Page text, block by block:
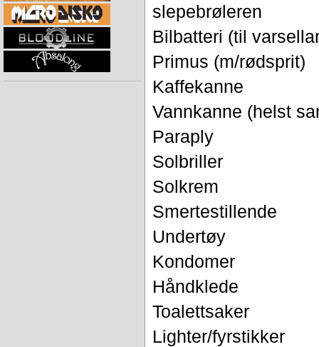
slepebrøleren
Bilbatteri (til
Primus (m/rødsprit)
Kaffekanne
Vannkanne (helst
Paraply
Solbriller
Solkrem
Smertestillende
Undertøy
Kondomer
Håndklede
Toalettsaker
Lighter/fyrstikker